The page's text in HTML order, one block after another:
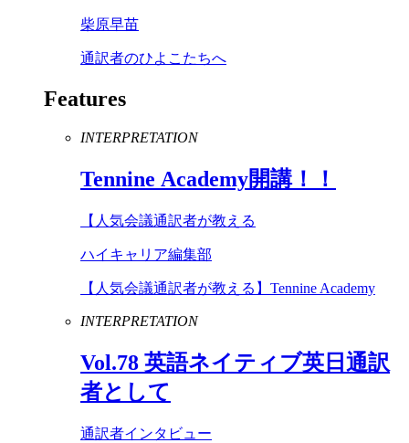
柴原早苗
通訳者のひよこたちへ
Features
INTERPRETATION
Tennine Academy開講！！
【人気会議通訳者が教える
ハイキャリア編集部
【人気会議通訳者が教える】Tennine Academy
INTERPRETATION
Vol.78 英語ネイティブ英日通訳
者として
通訳者インタビュー